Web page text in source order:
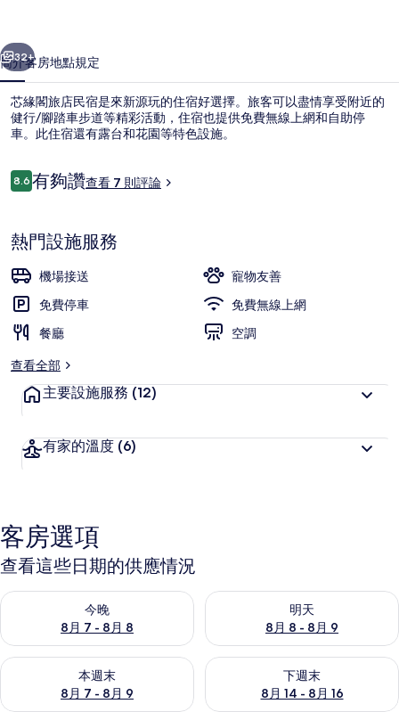
的
相
片
集
個 下一個
32+
簡介客房地點規定
芯緣閣旅店民宿是來新源玩的住宿好選擇。旅客可以盡情享受附近的
健行/腳踏車步道等精彩活動，住宿也提供免費無線上網和自助停
車。此住宿還有露台和花園等特色設施。
評
論
8.68.6 分，滿分 10 分，
有夠讚查看 7 則評論
熱門設施服務
機場接送
寵物友善
免費停車
免費無線上網
餐廳
空調
查看全部
主要設施服務 (12)
有家的溫度 (6)
客房選項
查看這些日期的供應情況
今晚
8月 7 - 8月 8
查看今晚 (8月 7 - 8月 8) 的供應情況
明天
8月 8 - 8月 9
查看明天 (8月 8 - 8月 9) 的供
本週末
8月 7 - 8月 9
查看本週末 (8月 7 - 8月 9) 的供應情況
下週末
8月 14 - 8月 16
查看下週末 (8月 14 - 8月 16)